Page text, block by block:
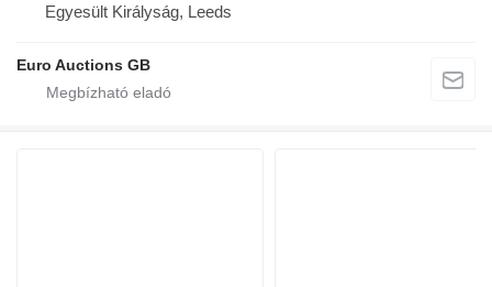
Egyesült Királyság, Leeds
Euro Auctions GB